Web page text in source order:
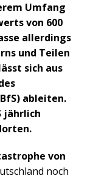
Umfang
von 600
allerdings
und Teilen
sich aus
ableiten.
jährlich
von
noch